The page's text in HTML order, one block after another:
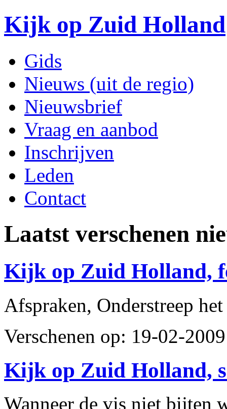
Kijk op Zuid Holland
Gids
Nieuws (uit de regio)
Nieuwsbrief
Vraag en aanbod
Inschrijven
Leden
Contact
Laatst verschenen
Kijk op Zuid Holland,
Afspraken, Onderstreep
Verschenen op: 19-02-
Kijk op Zuid Holland,
Wanneer de vis niet bijten